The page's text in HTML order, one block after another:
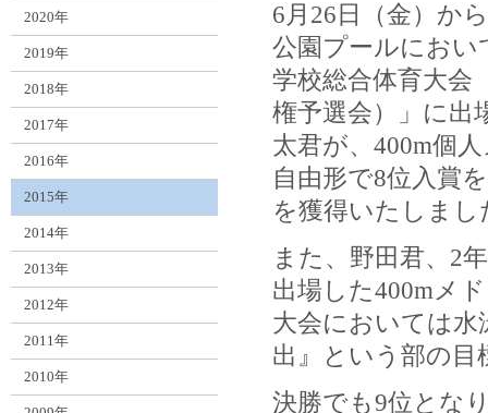
6月26日（金）か
公園プールにおい
学校総合体育大会
権予選会）」に出
太君が、400m個
自由形で8位入賞
を獲得いたしまし
また、野田君、2
出場した400mメ
大会においては水
出』という部の目
決勝でも9位とな
2020年
2019年
2018年
2017年
2016年
2015年
2014年
2013年
2012年
2011年
2010年